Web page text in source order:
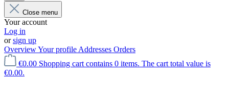
Close menu
Your account
Log in
orsign up
OverviewYour profile Addresses Orders
€0.00 Shopping cart contains 0 items. The cart total value is
€0.00.